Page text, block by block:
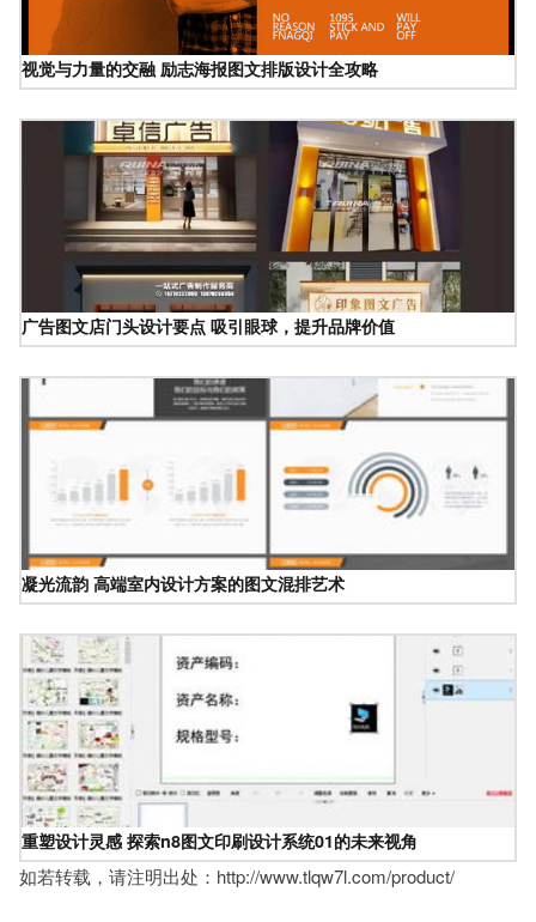
视觉与力量的交融 励志海报图文排版设计全攻略
广告图文店门头设计要点 吸引眼球，提升品牌价值
凝光流韵 高端室内设计方案的图文混排艺术
重塑设计灵感 探索n8图文印刷设计系统01的未来视角
如若转载，请注明出处：http://www.tlqw7l.com/product/